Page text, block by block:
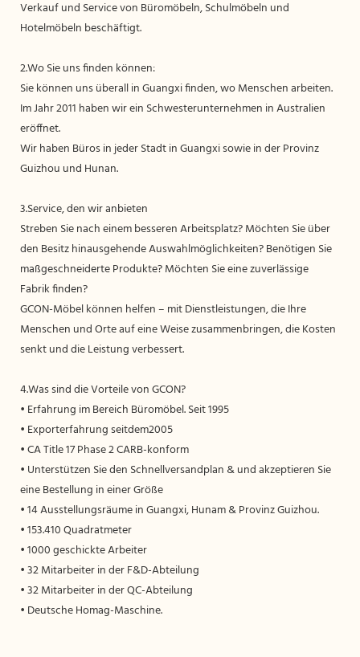
Verkauf und Service von Büromöbeln, Schulmöbeln und
Hotelmöbeln beschäftigt.
2.Wo Sie uns finden können:
Sie können uns überall in Guangxi finden, wo Menschen arbeiten.
Im Jahr 2011 haben wir ein Schwesterunternehmen in Australien
eröffnet.
Wir haben Büros in jeder Stadt in Guangxi sowie in der Provinz
Guizhou und Hunan.
3.Service, den wir anbieten
Streben Sie nach einem besseren Arbeitsplatz? Möchten Sie über
den Besitz hinausgehende Auswahlmöglichkeiten? Benötigen Sie
maßgeschneiderte Produkte? Möchten Sie eine zuverlässige
Fabrik finden?
GCON-Möbel können helfen – mit Dienstleistungen, die Ihre
Menschen und Orte auf eine Weise zusammenbringen, die Kosten
senkt und die Leistung verbessert.
4.Was sind die Vorteile von GCON?
• Erfahrung im Bereich Büromöbel. Seit 1995
• Exporterfahrung seitdem2005
• CA Title 17 Phase 2 CARB-konform
• Unterstützen Sie den Schnellversandplan & und akzeptieren Sie
eine Bestellung in einer Größe
• 14 Ausstellungsräume in Guangxi, Hunam & Provinz Guizhou.
• 153.410 Quadratmeter
• 1000 geschickte Arbeiter
• 32 Mitarbeiter in der F&D-Abteilung
• 32 Mitarbeiter in der QC-Abteilung
• Deutsche Homag-Maschine.